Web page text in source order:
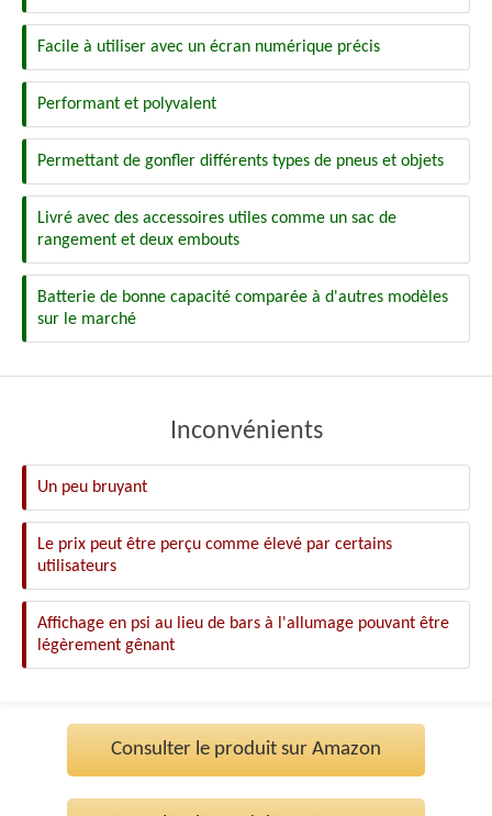
Facile à utiliser avec un écran numérique précis
Performant et polyvalent
Permettant de gonfler différents types de pneus et objets
Livré avec des accessoires utiles comme un sac de
rangement et deux embouts
Batterie de bonne capacité comparée à d'autres modèles
sur le marché
Inconvénients
Un peu bruyant
Le prix peut être perçu comme élevé par certains
utilisateurs
Affichage en psi au lieu de bars à l'allumage pouvant être
légèrement gênant
Consulter le produit sur Amazon